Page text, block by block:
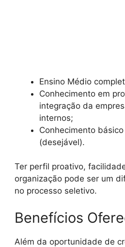
Ensino Médio
Conhecimento em
integração da
internos;
Conhecimento
(desejável).
Ter perfil proativo,
organização pode ser um
no processo seletivo.
Benefícios
Além da oportunidade de